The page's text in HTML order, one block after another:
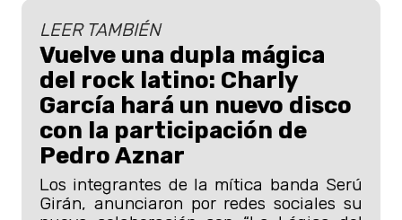
LEER TAMBIÉN
Vuelve una dupla mágica
del rock latino: Charly
García hará un nuevo disco
con la participación de
Pedro Aznar
Los integrantes de la mítica banda Serú
Girán, anunciaron por redes sociales su